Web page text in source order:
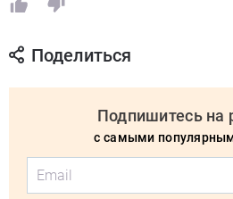
Поделиться
Подпишитесь на
с самыми